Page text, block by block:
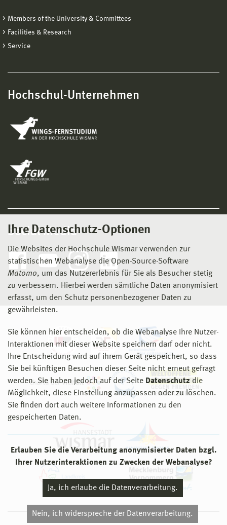
Ihre Datenschutz-Optionen
Die Websites der Hochschule Wismar verwenden zur
statistischen Webanalyse die Open-Source-Software
Matomo, um das Nutzererlebnis für Sie als Besucher stetig
zu verbessern. Hierbei werden sämtliche Daten anonymisiert
erfasst, um den Schutz personenbezogener Daten zu
gewährleisten.
Sie können hier entscheiden, ob die Webanalyse Ihre Nutzer-
Interaktionen mit dieser Website speichern darf oder nicht.
Ihre Entscheidung wird auf ihrem Gerät gespeichert, so dass
Sie bei künftigen Besuchen dieser Seite nicht erneut gefragt
werden. Sie haben jedoch auf der Seite Datenschutz die
Möglichkeit, diese Einstellung anzupassen oder zu löschen.
Sie finden dort auch weitere Informationen zu den
gespeicherten Daten.
Erlauben Sie die Verarbeitung anonymisierter Daten bzgl.
Ihrer Nutzerinteraktionen zu Zwecken der Webanalyse?
Ja, ich erlaube die Datenverarbeitung.
Nein, ich widerspreche der Datenverarbeitung.
Members of the University & Committees
Facilities & Research
Service
Hochschul-Unternehmen
Social Media